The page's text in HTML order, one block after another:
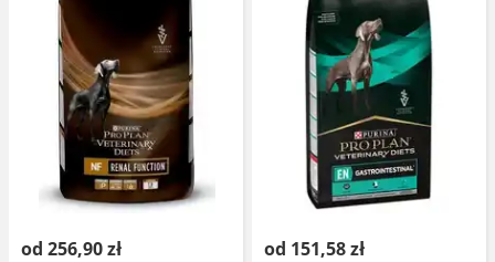
od 256,90 zł od 151,58 zł